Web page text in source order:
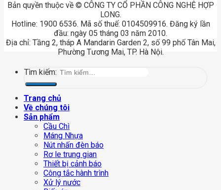
Bản quyền thuộc về © CÔNG TY CỔ PHẦN CÔNG NGHỆ HỢP
LONG.
Hotline: 1900 6536. Mã số thuế: 0104509916. Đăng ký lần
đầu: ngày 05 tháng 03 năm 2010.
Địa chỉ: Tầng 2, tháp A Mandarin Garden 2, số 99 phố Tân Mai,
Phường Tương Mai, TP. Hà Nội.
Tìm kiếm:
Trang chủ
Về chúng tôi
Sản phẩm
Cầu Chì
Máng Nhựa
Nút nhấn đèn báo
Rơ le trung gian
Thiết bị cảnh báo
Công tắc hành trình
Xử lý nước